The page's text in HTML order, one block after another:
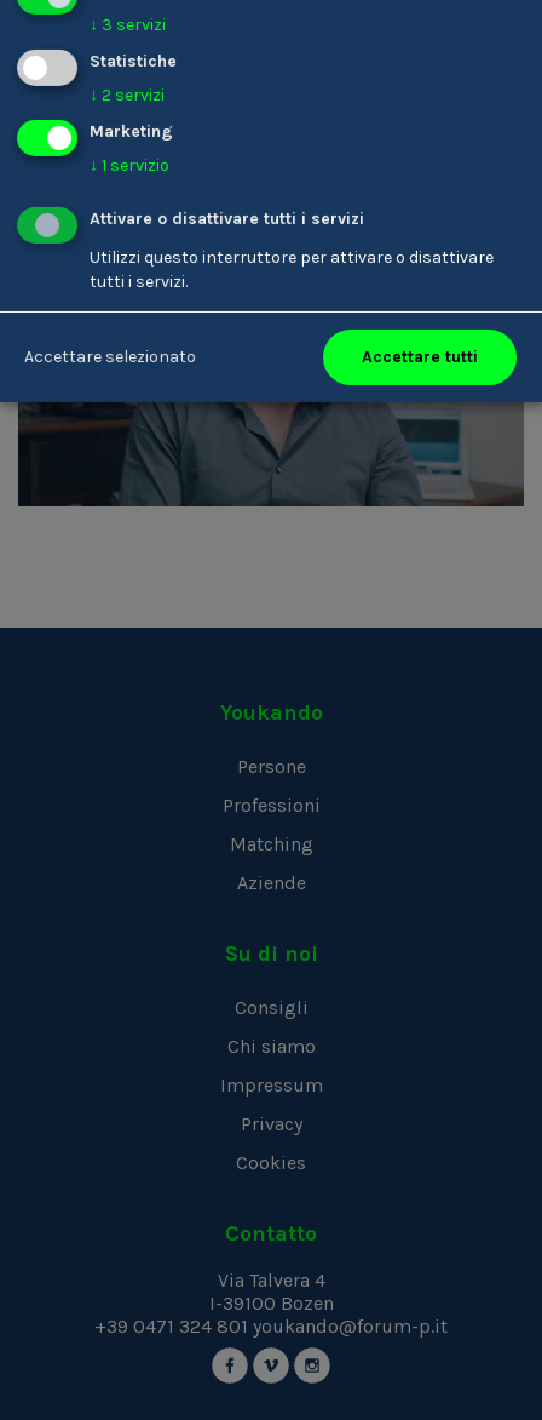
Armin Rottensteiner
Tecnico/-a del suono
Youkando
Persone
Professioni
Matching
Aziende
Su di noi
Consigli
Chi siamo
Impressum
Privacy
Cookies
Contatto
Via Talvera 4
I-39100 Bozen
+39 0471 324 801 youkando@forum-p.it
↓ 3 servizi
Statistiche
↓ 2 servizi
Marketing
↓ 1 servizio
Attivare o disattivare tutti i servizi
Utilizzi questo interruttore per attivare o disattivare
tutti i servizi.
Accettare selezionato Accettare tutti